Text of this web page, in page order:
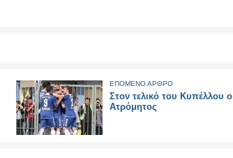
ΕΠΟΜΕΝΟ ΑΡΘΡΟ
Στον τελικό του Κυπέλλου ο
Ατρόμητος